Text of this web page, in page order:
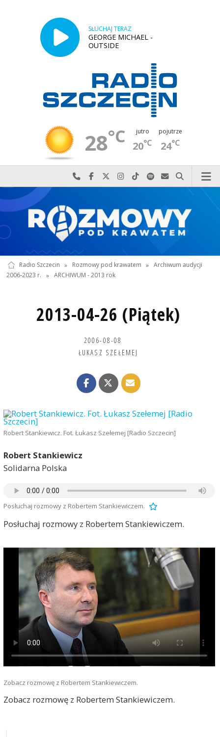
SŁUCHAJ TERAZ
GEORGE MICHAEL -
OUTSIDE
28°C jutro
20°C
pojutrze
24°C
Najlepiej po prostu do nas zadzwoń
Odwiedź nas na Facebook-u
Odwiedź nas na X
Odwiedź nas na Instagram-ie
Odwiedź nas na TikTok-u
Szukaj nas na Spotify
Wyślij do nas
Szukaj
Radio Szczecin » Rozmowy pod krawatem » Archiwum audycji
2006-2023 r.
» ARCHIWUM - 2013 rok
2013-04-26 (Piątek)
2006-08-08
ŁUKASZ SZEŁEMEJ
Robert Stankiewicz. Fot. Łukasz Szełemej [Radio Szczecin]
Robert Stankiewicz
Solidarna Polska
Posłuchaj rozmowy z Robertem Stankiewiczem.
Posłuchaj rozmowy z Robertem Stankiewiczem.
Zobacz rozmowę z Robertem Stankiewiczem.
Zobacz rozmowę z Robertem Stankiewiczem.